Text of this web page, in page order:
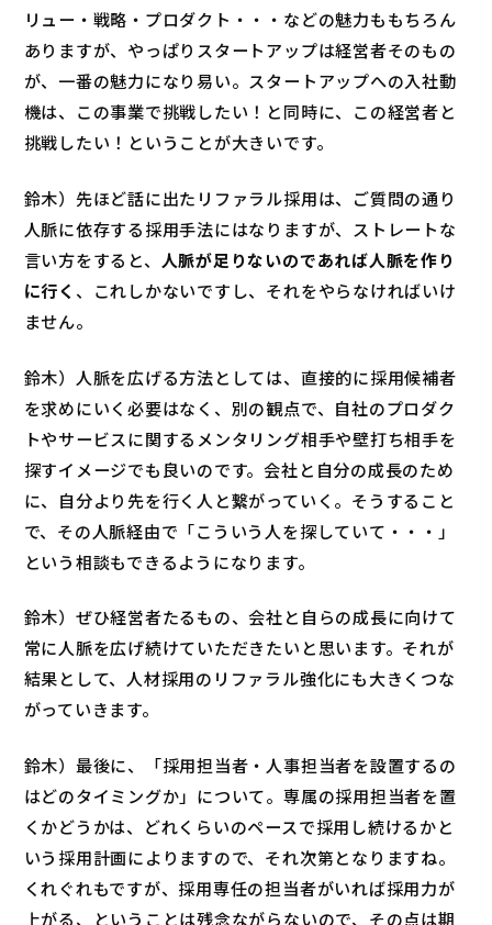
リュー・戦略・プロダクト・・・などの魅力ももちろん
ありますが、やっぱりスタートアップは経営者そのもの
が、一番の魅力になり易い。スタートアップへの入社動
機は、この事業で挑戦したい！と同時に、この経営者と
挑戦したい！ということが大きいです。
鈴木）先ほど話に出たリファラル採用は、ご質問の通り
人脈に依存する採用手法にはなりますが、ストレートな
言い方をすると、 人脈が足りないのであれば人脈を作り
に行く 、これしかないですし、それをやらなければいけ
ません。
鈴木）人脈を広げる方法としては、直接的に採用候補者
を求めにいく必要はなく、別の観点で、自社のプロダク
トやサービスに関するメンタリング相手や壁打ち相手を
探すイメージでも良いのです。会社と自分の成長のため
に、自分より先を行く人と繋がっていく。そうすること
で、その人脈経由で「こういう人を探していて・・・」
という相談もできるようになります。
鈴木）ぜひ経営者たるもの、会社と自らの成長に向けて
常に人脈を広げ続けていただきたいと思います。それが
結果として、人材採用のリファラル強化にも大きくつな
がっていきます。
鈴木）最後に、「採用担当者・人事担当者を設置するの
はどのタイミングか」について。専属の採用担当者を置
くかどうかは、どれくらいのペースで採用し続けるかと
いう採用計画によりますので、それ次第となりますね。
くれぐれもですが、採用専任の担当者がいれば採用力が
上がる、ということは残念ながらないので、その点は期